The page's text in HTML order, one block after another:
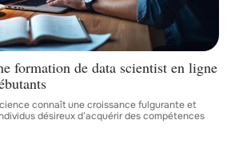
formation de data scientist en ligne
connaît une croissance fulgurante et
désireux d’acquérir des compétences